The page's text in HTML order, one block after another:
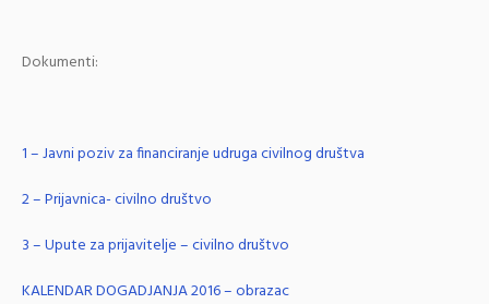
Dokumenti:
1 – Javni poziv za financiranje udruga civilnog društva
2 – Prijavnica- civilno društvo
3 – Upute za prijavitelje – civilno društvo
KALENDAR DOGADJANJA 2016 – obrazac